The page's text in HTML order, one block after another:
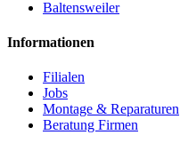
Baltensweiler
Informationen
Filialen
Jobs
Montage & Reparaturen
Beratung Firmen